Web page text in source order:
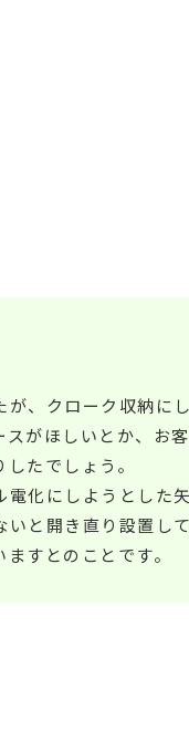
、クローク収納に
がほしいとか、お
たでしょう。
化にしようとした
と開き直り設置し
すとのことです。